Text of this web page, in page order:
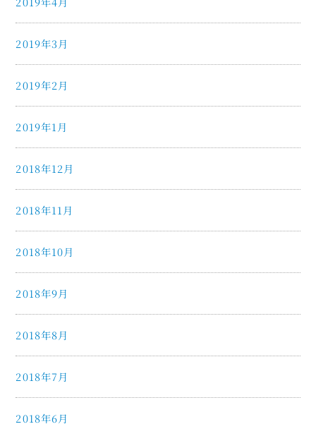
2019年3月
2019年2月
2019年1月
2018年12月
2018年11月
2018年10月
2018年9月
2018年8月
2018年7月
2018年6月